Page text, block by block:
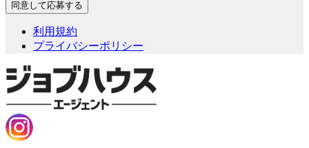
利用規約
プライバシーポリシー